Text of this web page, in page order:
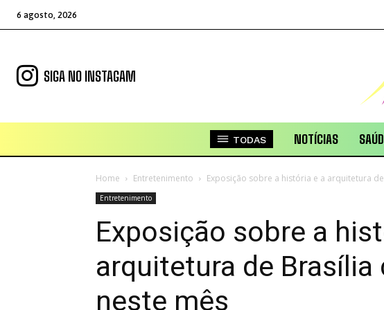
6 agosto, 2026
SIGA NO INSTAGAM
TODAS NOTÍCIAS
Home Entretenimento Exposição sobre a história e a arquitetura
Entretenimento
Exposição sobre a
arquitetura de Brasília
neste mês